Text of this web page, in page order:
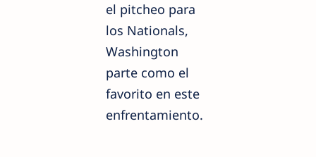
el pitcheo para
los Nationals,
Washington
parte como el
favorito en este
enfrentamiento.